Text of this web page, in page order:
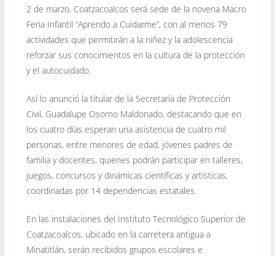
2 de marzo, Coatzacoalcos será sede de la novena Macro
Feria Infantil “Aprendo a Cuidarme”, con al menos 79
actividades que permitirán a la niñez y la adolescencia
reforzar sus conocimientos en la cultura de la protección
y el autocuidado.
Así lo anunció la titular de la Secretaría de Protección
Civil, Guadalupe Osorno Maldonado, destacando que en
los cuatro días esperan una asistencia de cuatro mil
personas, entre menores de edad, jóvenes padres de
familia y docentes, quienes podrán participar en talleres,
juegos, concursos y dinámicas científicas y artísticas,
coordinadas por 14 dependencias estatales.
En las instalaciones del Instituto Tecnológico Superior de
Coatzacoalcos, ubicado en la carretera antigua a
Minatitlán, serán recibidos grupos escolares e